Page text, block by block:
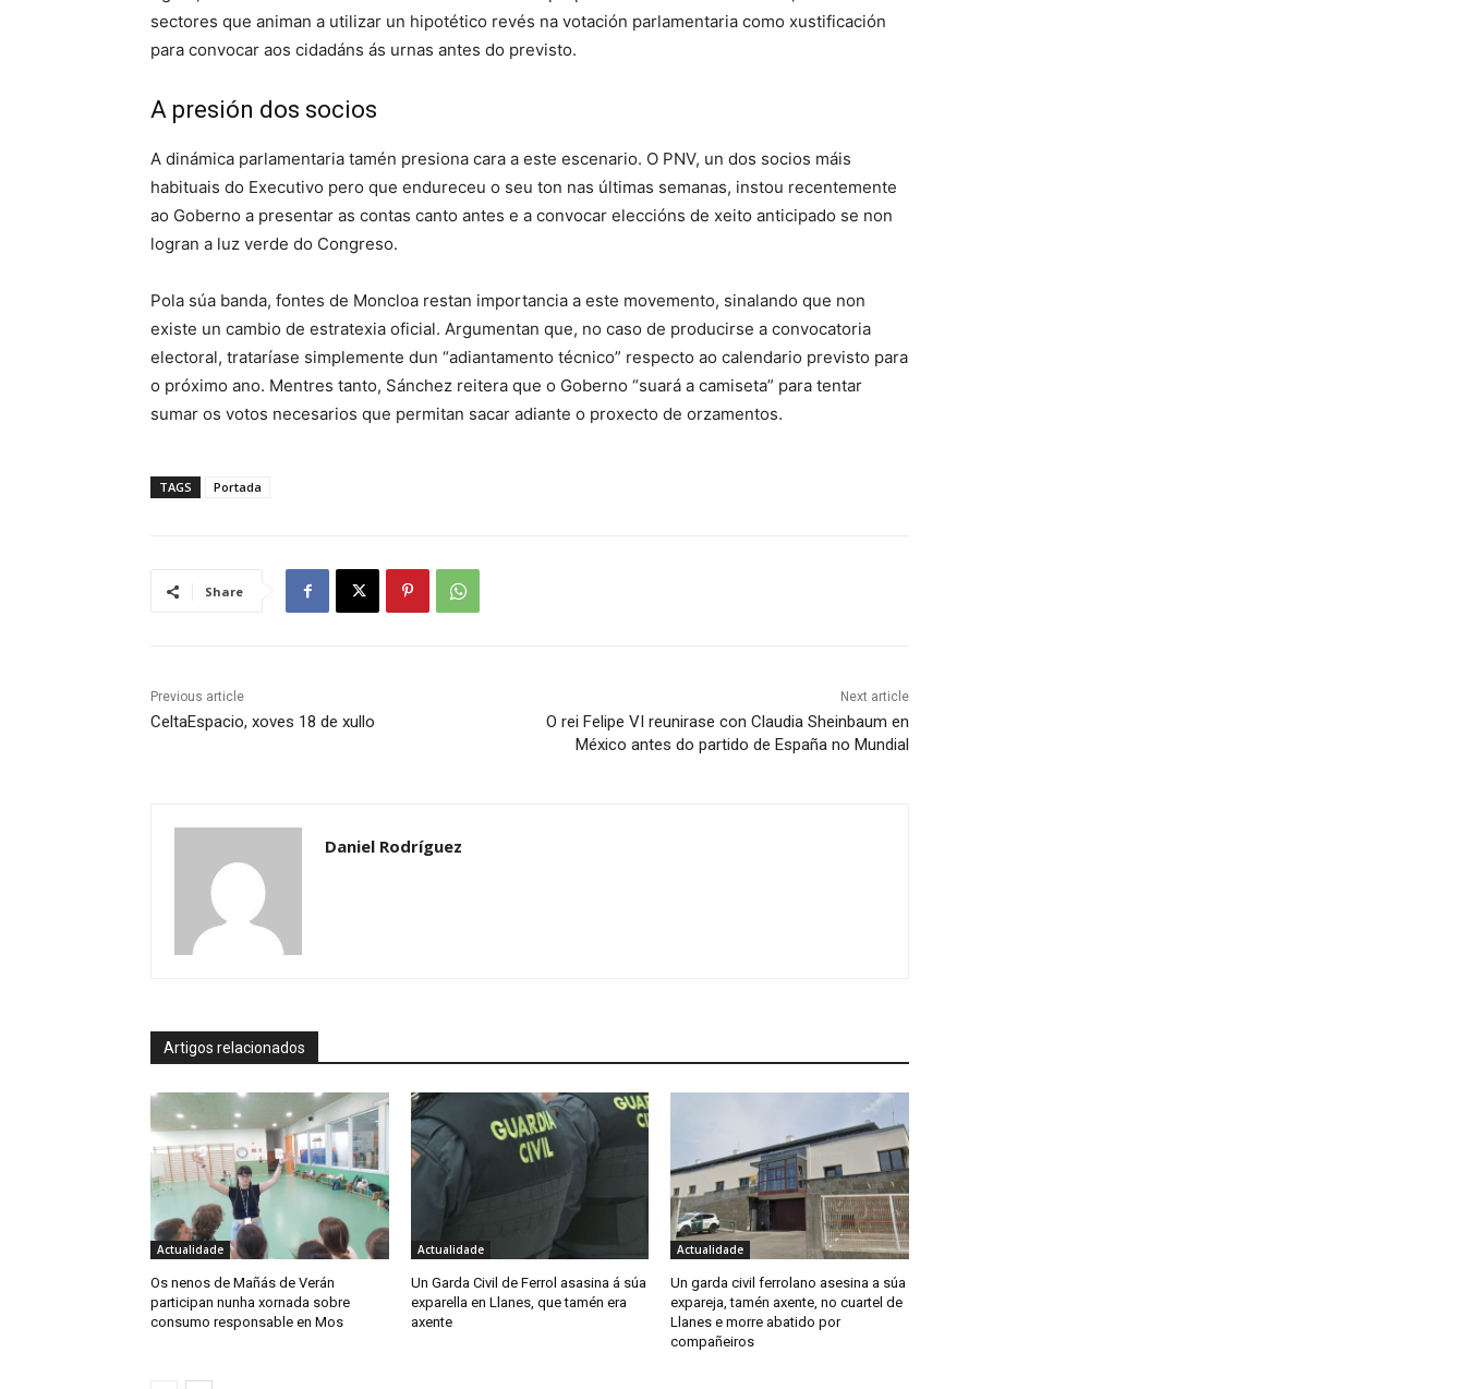
sectores que animan a utilizar un hipotético revés na votación parlamentaria como xustificación
para convocar aos cidadáns ás urnas antes do previsto.
A presión dos socios
A dinámica parlamentaria tamén presiona cara a este escenario. O PNV, un dos socios máis
habituais do Executivo pero que endureceu o seu ton nas últimas semanas, instou recentemente
ao Goberno a presentar as contas canto antes e a convocar eleccións de xeito anticipado se non
logran a luz verde do Congreso.
Pola súa banda, fontes de Moncloa restan importancia a este movemento, sinalando que non
existe un cambio de estratexia oficial. Argumentan que, no caso de producirse a convocatoria
electoral, trataríase simplemente dun “adiantamento técnico” respecto ao calendario previsto para
o próximo ano. Mentres tanto, Sánchez reitera que o Goberno “suará a camiseta” para tentar
sumar os votos necesarios que permitan sacar adiante o proxecto de orzamentos.
TAGS Portada
Share
Previous article
CeltaEspacio, xoves 18 de xullo
Next article
O rei Felipe VI reunirase con Claudia Sheinbaum en
México antes do partido de España no Mundial
Daniel Rodríguez
Artigos relacionados
Actualidade
Os nenos de Mañás de Verán
participan nunha xornada sobre
consumo responsable en Mos
Actualidade
Un Garda Civil de Ferrol asasina á súa
exparella en Llanes, que tamén era
axente
Actualidade
Un garda civil ferrolano asesina a súa
expareja, tamén axente, no cuartel de
Llanes e morre abatido por
compañeiros